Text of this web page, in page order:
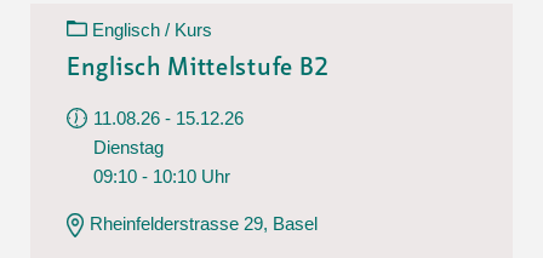
Englisch / Kurs
Englisch Mittelstufe B2
11.08.26 - 15.12.26
Dienstag
09:10 - 10:10 Uhr
Rheinfelderstrasse 29, Basel